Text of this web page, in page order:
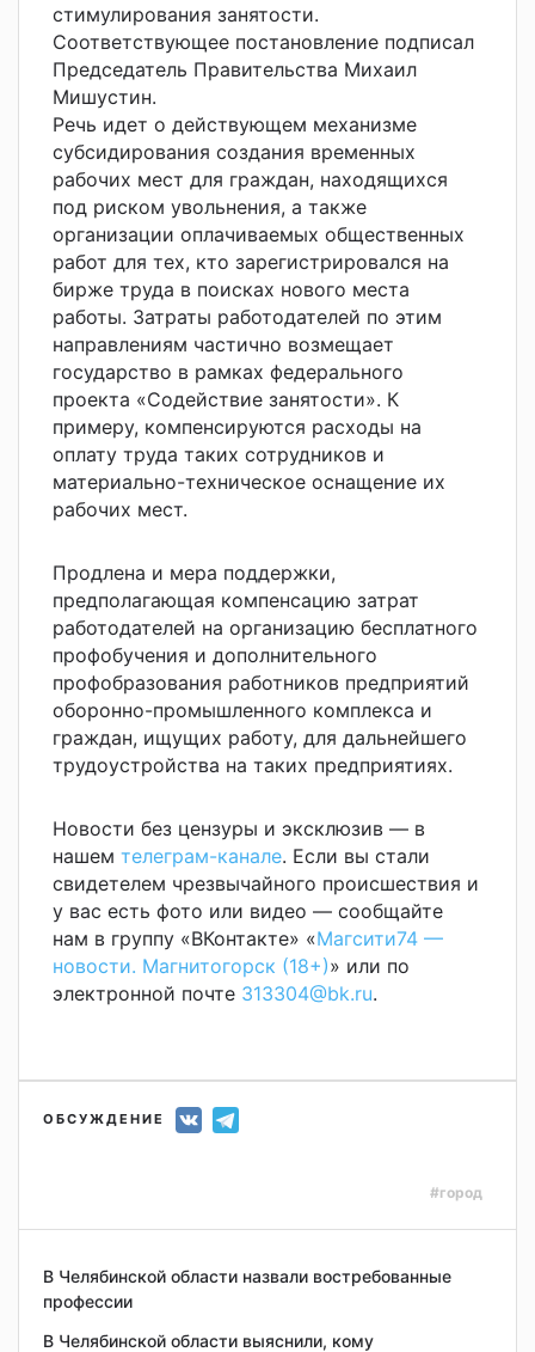
стимулирования занятости.
Соответствующее постановление подписал
Председатель Правительства Михаил
Мишустин.
Речь идет о действующем механизме
субсидирования создания временных
рабочих мест для граждан, находящихся
под риском увольнения, а также
организации оплачиваемых общественных
работ для тех, кто зарегистрировался на
бирже труда в поисках нового места
работы. Затраты работодателей по этим
направлениям частично возмещает
государство в рамках федерального
проекта «Содействие занятости». К
примеру, компенсируются расходы на
оплату труда таких сотрудников и
материально-техническое оснащение их
рабочих мест.
Продлена и мера поддержки,
предполагающая компенсацию затрат
работодателей на организацию бесплатного
профобучения и дополнительного
профобразования работников предприятий
оборонно-промышленного комплекса и
граждан, ищущих работу, для дальнейшего
трудоустройства на таких предприятиях.
Новости без цензуры и эксклюзив — в
нашем телеграм-канале. Если вы стали
свидетелем чрезвычайного происшествия и
у вас есть фото или видео — сообщайте
нам в группу «ВКонтакте» «Магсити74 —
новости. Магнитогорск (18+)» или по
электронной почте 313304@bk.ru.
ОБСУЖДЕНИЕ
#город
В Челябинской области назвали востребованные
профессии
В Челябинской области выяснили, кому